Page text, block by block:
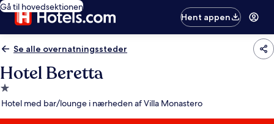
Gå til hovedsektionen
Hent appen
Se alle overnatningssteder
Hotel Beretta
1.0-
stjernet
Hotel med bar/lounge i nærheden af Villa Monastero